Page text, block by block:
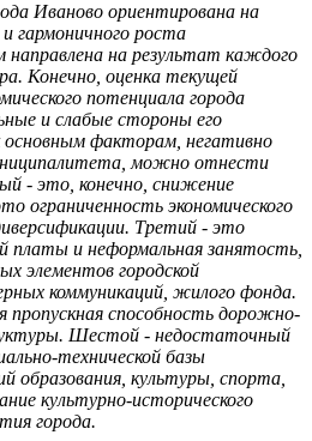
Иваново ориентирована на
гармоничного роста
направлена на результат каждого
Конечно, оценка текущей
потенциала города
и слабые стороны его
основным факторам, негативно
можно отнести
- это, конечно, снижение
ограниченность экономического
Третий - это
платы и неформальная занятость,
элементов городской
коммуникаций, жилого фонда.
способность дорожно-
Шестой - недостаточный
технической базы
образования, культуры, спорта,
культурно-исторического
города.